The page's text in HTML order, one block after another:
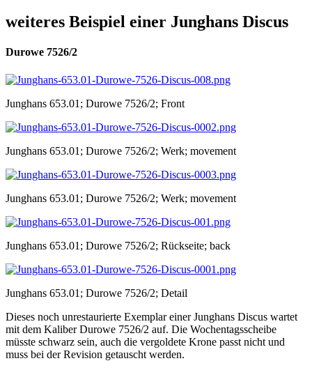
weiteres Beispiel einer Junghans Discus
Durowe 7526/2
Junghans 653.01; Durowe 7526/2; Front
Junghans 653.01; Durowe 7526/2; Werk; movement
Junghans 653.01; Durowe 7526/2; Werk; movement
Junghans 653.01; Durowe 7526/2; Rückseite; back
Junghans 653.01; Durowe 7526/2; Detail
Dieses noch unrestaurierte Exemplar einer Junghans Discus wartet
mit dem Kaliber Durowe 7526/2 auf. Die Wochentagsscheibe
müsste schwarz sein, auch die vergoldete Krone passt nicht und
muss bei der Revision getauscht werden.